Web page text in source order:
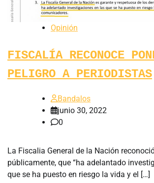
Opinión
FISCALÍA RECONOCE
PELIGRO A PERIODISTAS
Bandalos
junio 30, 2022
0
La Fiscalia General de la Nación
públicamente, que “ha adelantado
que se ha puesto en riesgo la vida y el […]